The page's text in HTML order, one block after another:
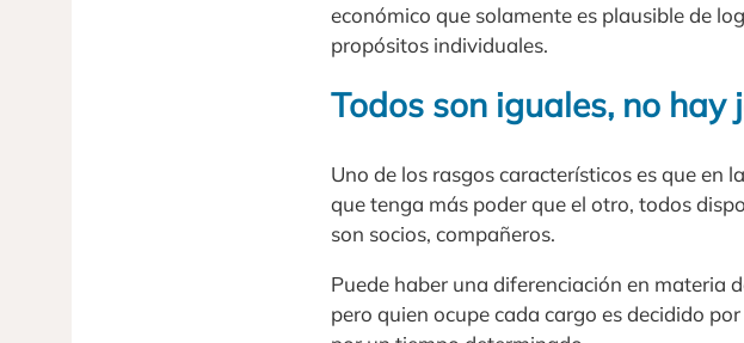
económico que solamente es plausible de
propósitos individuales.
Todos son iguales, no hay
Uno de los rasgos característicos es que en
que tenga más poder que el otro, todos
son socios, compañeros.
Puede haber una diferenciación en materia
pero quien ocupe cada cargo es decidido